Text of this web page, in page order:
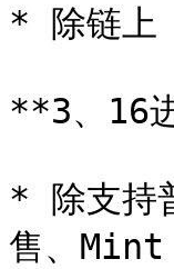
* 除链上
**3、16
* 除支持
售、Mint